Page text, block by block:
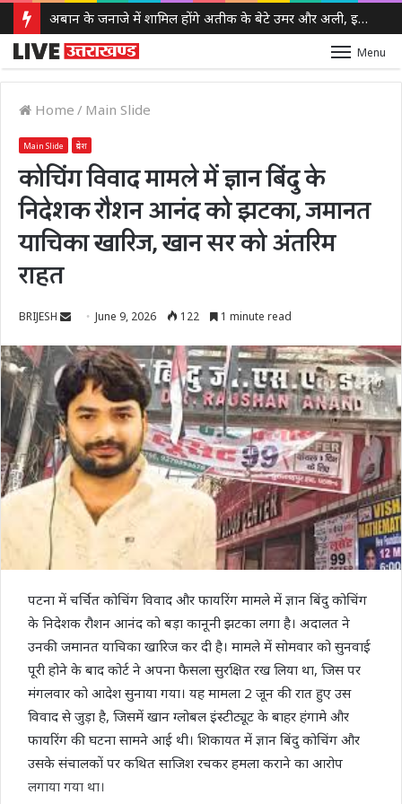
अबान के जनाजे में शामिल होंगे अतीक के बेटे उमर और अली, इलाहाबाद हाईकोर्ट ने दी पैरोल
Menu
Home / Main Slide
Main Slide प्रदेश
कोचिंग विवाद मामले में ज्ञान बिंदु के
निदेशक रौशन आनंद को झटका, जमानत
याचिका खारिज, खान सर को अंतरिम
राहत
BRIJESH
Send
email
June 9, 2026 122 1 minute read
पटना में चर्चित कोचिंग विवाद और फायरिंग मामले में ज्ञान बिंदु कोचिंग
के निदेशक रौशन आनंद को बड़ा कानूनी झटका लगा है। अदालत ने
उनकी जमानत याचिका खारिज कर दी है। मामले में सोमवार को सुनवाई
पूरी होने के बाद कोर्ट ने अपना फैसला सुरक्षित रख लिया था, जिस पर
मंगलवार को आदेश सुनाया गया। यह मामला 2 जून की रात हुए उस
विवाद से जुड़ा है, जिसमें खान ग्लोबल इंस्टीट्यूट के बाहर हंगामे और
फायरिंग की घटना सामने आई थी। शिकायत में ज्ञान बिंदु कोचिंग और
उसके संचालकों पर कथित साजिश रचकर हमला कराने का आरोप
लगाया गया था।